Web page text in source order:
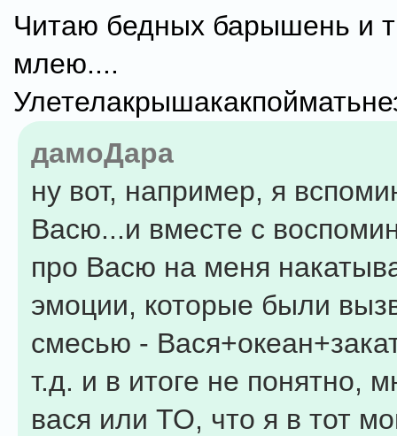
Читаю бедных барышень и
млею....
дамоДара
ну вот, например, я
Васю...и вместе с
про Васю на меня
эмоции, которые были
смесью -
т.д. и в итоге не понятно,
вася или ТО, что я в тот